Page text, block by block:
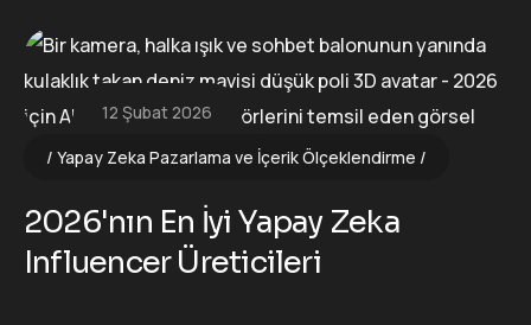
12 Şubat 2026
Yapay Zeka Pazarlama ve İçerik Ölçeklendirme
2026'nın En İyi Yapay Zeka
Influencer Üreticileri